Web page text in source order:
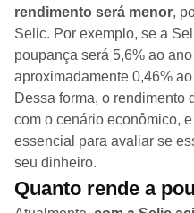
rendimento será menor,
Selic. Por exemplo, se a
poupança será 5,6% ao
aproximadamente 0,46% ao
Dessa forma, o rendimento
com o cenário econômico,
essencial para avaliar se
seu dinheiro.
Quanto rende a